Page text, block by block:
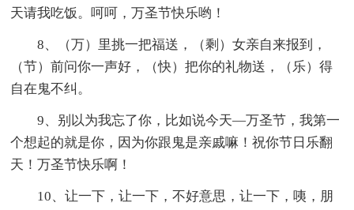
天请我吃饭。呵呵，万圣节快乐哟！
8、（万）里挑一把福送，（剩）女亲自来报到，
（节）前问你一声好，（快）把你的礼物送，（乐）得
自在鬼不纠。
9、别以为我忘了你，比如说今天—万圣节，我第一
个想起的就是你，因为你跟鬼是亲戚嘛！祝你节日乐翻
天！万圣节快乐啊！
10、让一下，让一下，不好意思，让一下，咦，朋